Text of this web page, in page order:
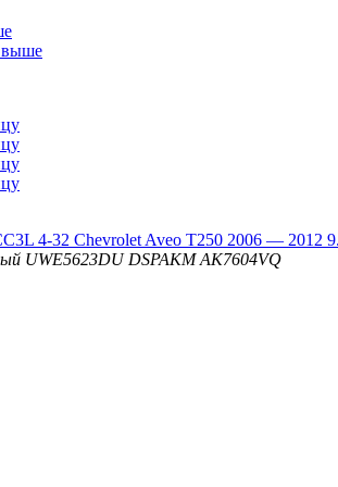
выше
4-32 Chevrolet Aveo T250 2006 — 2012
UWE5623DU DSPAKM AK7604VQ